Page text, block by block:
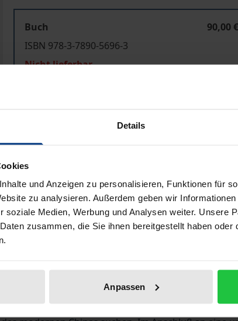
Details
und Anzeigen zu personalisieren, Funktionen für
zu analysieren. Außerdem geben wir
soziale Medien, Werbung und Analysen weiter. Unsere
zusammen, die Sie ihnen bereitgestellt haben
Anpassen
Buch
90,00 €
ISBN 978-3-7890-5696-3
Nicht lieferbar
Bibliografische Angaben
und die tiefgreifenden wirtschaftlichen
Faktoren wie konkurrierende Rechtsprechungen,
die Bemühungen, den neuen
verläßliche Quelle für alle dar, die